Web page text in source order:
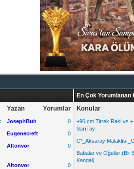
Yazan Yorumlar
JosephBuh 0
Eugenecreft 0
Altonvor 0
Altonvor 0
En Çok Yorumlanan
Konular
+90 cm Titrek Raki vs
SarıTay
C*_Aksaray
Babalar ve Oğulları(Bir
Kangal)